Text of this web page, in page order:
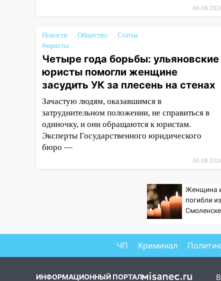
15:51
брата: в Ульяновской области
завели дело на агрессивную
женщину
сбили курьера: крупная авария
в Ульяновске
15:15 Проводил до квартиры и
ограбил: новый кавалер
В Ульяновске ограничат
движение по улице Ефремова
67% ульяновцев готовы
14:01 Инсценировали ДТП и
Новости Общество
Статьи
#юристы
Четыре года борьбы: ульяновские
юристы помогли женщине
засудить УК за плесень на стенах
Зачастую людям, оказавшимся в
затруднительном положении, не справиться в
одиночку, и они обращаются к юристам.
Эксперты Государственного юридического
бюро —
Женщина
погибли
Смоленске
ЧП Криминал
ИНФОРМАЦИОННЫЙ ПОРТАЛ